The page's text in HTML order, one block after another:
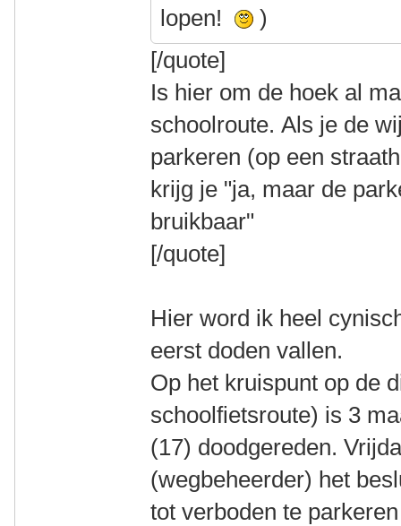
lopen!
)
[/quote]
Is hier om de hoek al
schoolroute. Als je de
parkeren (op een
krijg je "ja, maar de
bruikbaar"
[/quote]
Hier word ik heel
eerst doden vallen.
Op het kruispunt op de
schoolfietsroute) is 3
(17) doodgereden.
(wegbeheerder) het
tot verboden te